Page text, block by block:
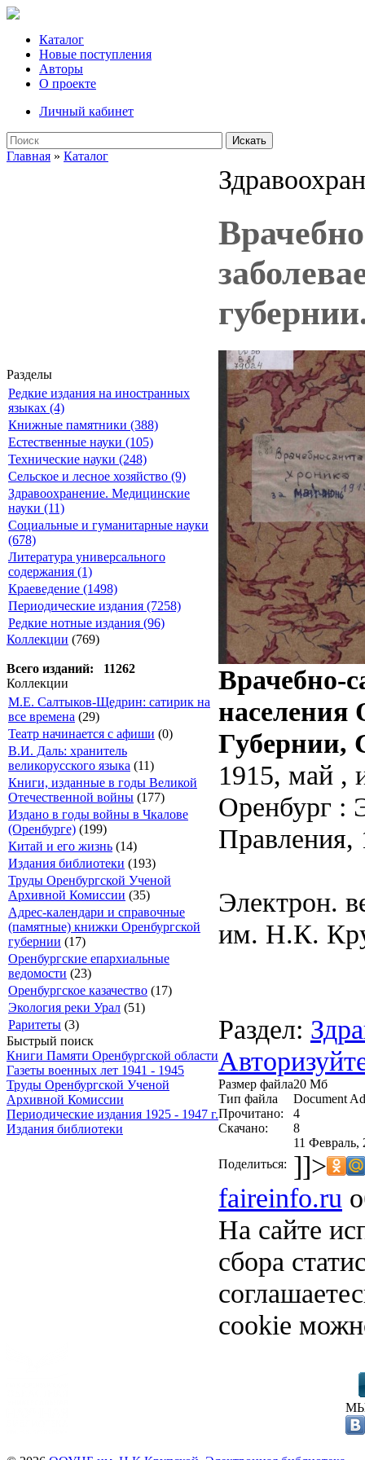
Каталог
Новые поступления
Авторы
О проекте
Личный кабинет
Искать
Главная » Каталог
Разделы
Редкие издания на иностранных
языках (4)
Книжные памятники (388)
Естественные науки (105)
Технические науки (248)
Сельское и лесное хозяйство (9)
Здравоохранение. Медицинские
науки (11)
Социальные и гуманитарные науки
(678)
Литература универсального
содержания (1)
Краеведение (1498)
Периодические издания (7258)
Редкие нотные издания (96)
Коллекции (769)
Всего изданий: 11262
Коллекции
М.Е. Салтыков-Щедрин: сатирик на
все времена (29)
Театр начинается с афиши (0)
В.И. Даль: хранитель
великорусского языка (11)
Книги, изданные в годы Великой
Отечественной войны (177)
Издано в годы войны в Чкалове
(Оренбурге) (199)
Китай и его жизнь (14)
Издания библиотеки (193)
Труды Оренбургской Ученой
Архивной Комиссии (35)
Адрес-календари и справочные
(памятные) книжки Оренбургской
губернии (17)
Оренбургские епархиальные
ведомости (23)
Оренбургское казачество (17)
Экология реки Урал (51)
Раритеты (3)
Быстрый поиск
Книги Памяти Оренбургской области
Газеты военных лет 1941 - 1945
Труды Оренбургской Ученой
Архивной Комиссии
Периодические издания 1925 - 1947 г.
Издания библиотеки
Врачебно-
населения
Губернии,
1915, май ,
Оренбург :
Правления,
Электрон.
им. Н.К.
Раздел:
Размер файла20 Мб
Тип файла
Document
Прочитано:
4
Скачано:
8
11 Февраль,
Поделиться: ]]>
faireinfo.ru
На сайте
сбора
cookie